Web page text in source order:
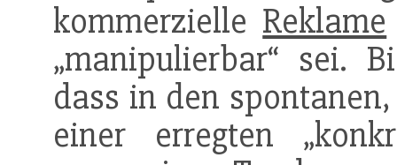
kommerzielle Reklame
„manipulierbar“ sei.
dass in den
einer erregten